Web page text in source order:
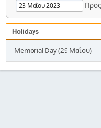
Προς
Holidays
Memorial Day (29 Μαΐου)